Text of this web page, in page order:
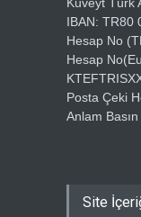
Kuveyt Türk
IBAN: TR80
Hesap No
Hesap
Posta Çeki
Anlam
Site